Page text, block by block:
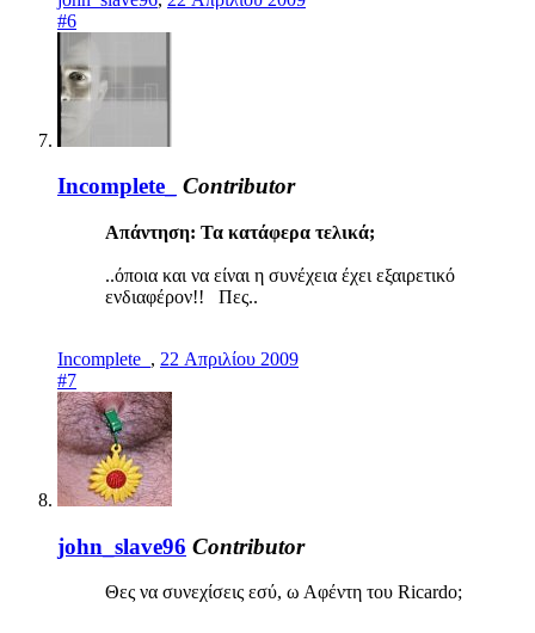
#6
Incomplete_ Contributor
Απάντηση: Τα κατάφερα τελικά;
..όποια και να είναι η συνέχεια έχει εξαιρετικό
ενδιαφέρον!! Πες..
Incomplete_ , 22 Απριλίου 2009
#7
john_slave96 Contributor
Θες να συνεχίσεις εσύ, ω Αφέντη του Ricardo;